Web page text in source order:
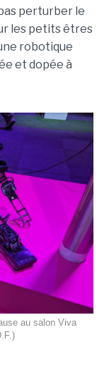
perturber le
les petits êtres
robotique
et dopée à
au salon Viva